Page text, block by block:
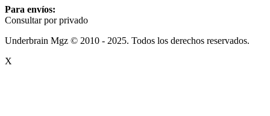
Para envíos:
Consultar por privado
Underbrain Mgz © 2010 - 2025. Todos los derechos reservados.
X